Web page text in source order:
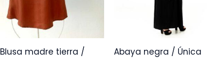
Blusa madre tierra /
Abaya negra / Única